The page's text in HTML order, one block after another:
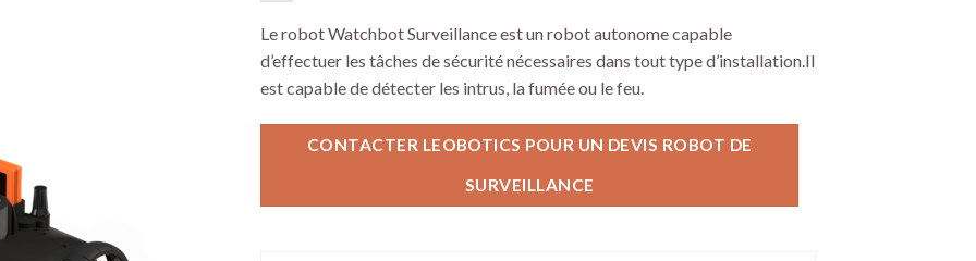
Le robot Watchbot Surveillance est un robot autonome capable
d’effectuer les tâches de sécurité nécessaires dans tout type d’installation.Il
est capable de détecter les intrus, la fumée ou le feu.
CONTACTER LEOBOTICS POUR UN DEVIS ROBOT DE
SURVEILLANCE